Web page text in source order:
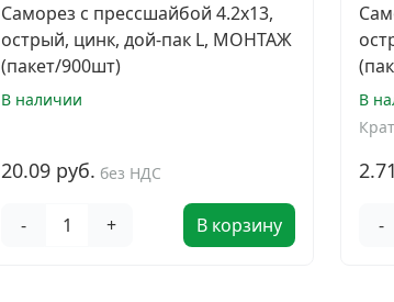
Саморез с прессшайбой 4.2x13,
острый, цинк, дой-пак L, МОНТАЖ
(пакет/900шт)
В наличии
20.09 руб. без НДС
- + В корзину
В
-